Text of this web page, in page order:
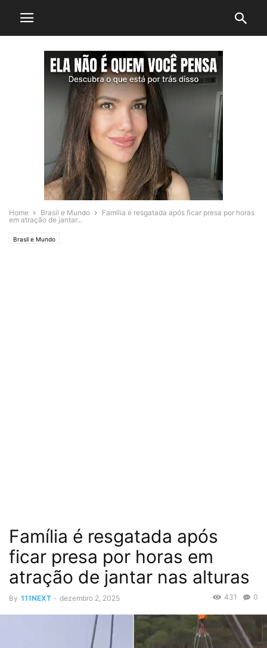
Home Brasil e Mundo
Família é resgatada após ficar presa por horas
em atração de jantar...
Brasil e Mundo
Família é resgatada após
ficar presa por horas em
atração de jantar nas alturas
By 111NEXT - dezembro 2, 2025 0
431